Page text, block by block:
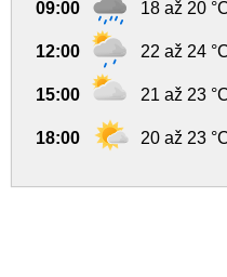
09:00 18 až 20
12:00 22 až 24
15:00 21 až 23
18:00 20 až 23